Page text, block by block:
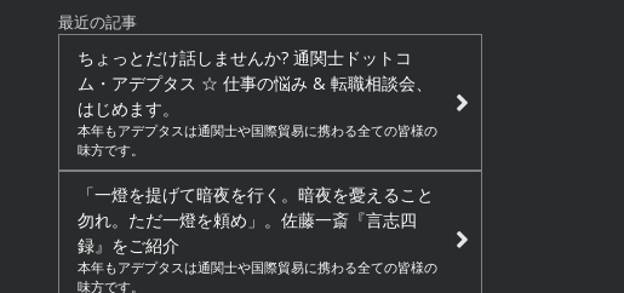
最近の記事
ちょっとだけ話しませんか? 通関士ドットコ
ム・アデプタス ☆ 仕事の悩み & 転職相談会、
はじめます。
本年もアデプタスは通関士や国際貿易に携わる全ての皆様の
味方です。
「一燈を提げて暗夜を行く。暗夜を憂えること
勿れ。ただ一燈を頼め」。佐藤一斎『言志四
録』をご紹介
本年もアデプタスは通関士や国際貿易に携わる全ての皆様の
味方です。